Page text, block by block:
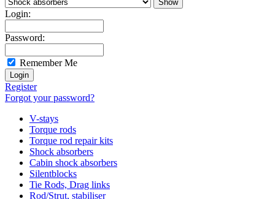
Login:
Password:
Remember Me
Register
Forgot your password?
V-stays
Torque rods
Torque rod repair kits
Shock absorbers
Cabin shock absorbers
Silentblocks
Tie Rods, Drag links
Rod/Strut, stabiliser